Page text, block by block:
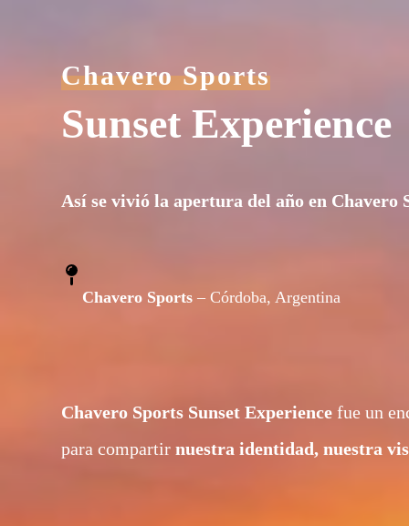
Chavero Sports
Sunset Experience
Así se vivió la apertura del año en Chavero
Chavero Sports – Córdoba, Argentina
Chavero Sports Sunset Experience fue un
para compartirnuestra identidad, nuestra